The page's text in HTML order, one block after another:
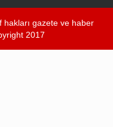
hakları gazete ve haber
2017